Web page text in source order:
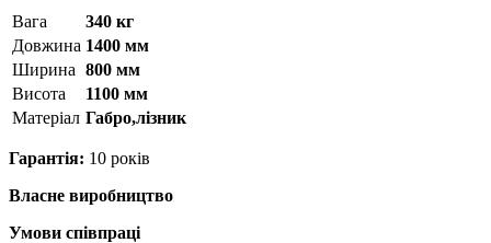
Вага
340 кг
Довжина 1400 мм
Ширина 800 мм
Висота
1100 мм
Матерiал Габро,лізник
Гарантія: 10 років
Власне виробництво
Умови співпраці